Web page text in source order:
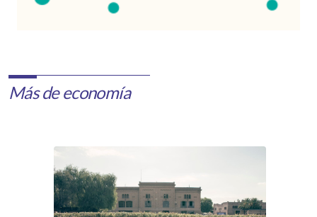
Más de economía